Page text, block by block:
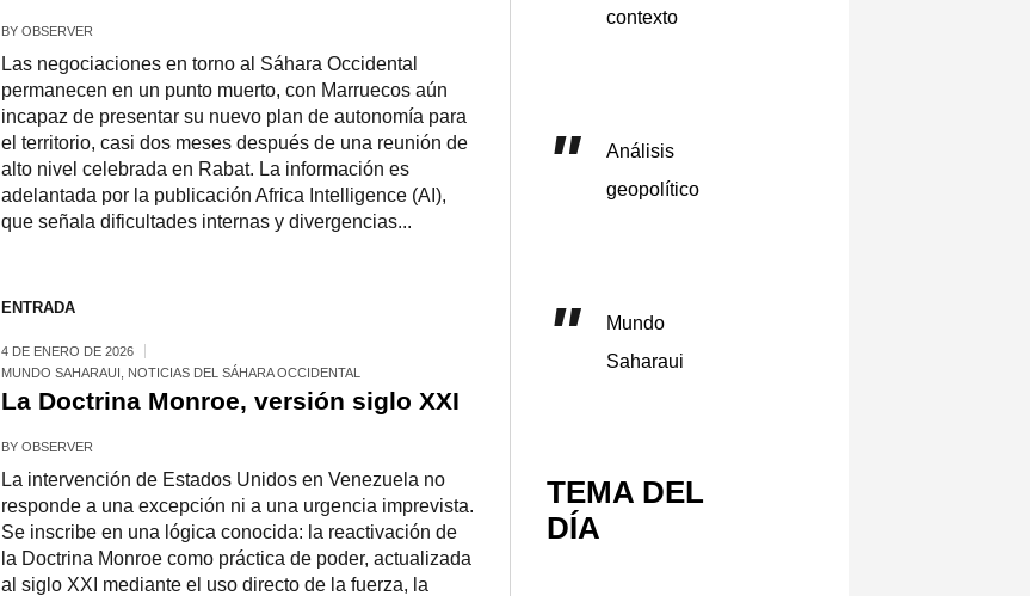
BY OBSERVER
Las negociaciones en torno al Sáhara Occidental
permanecen en un punto muerto, con Marruecos aún
incapaz de presentar su nuevo plan de autonomía para
el territorio, casi dos meses después de una reunión de
alto nivel celebrada en Rabat. La información es
adelantada por la publicación Africa Intelligence (AI),
que señala dificultades internas y divergencias...
ENTRADA
4 DE ENERO DE 2026
MUNDO SAHARAUI
NOTICIAS DEL SÁHARA OCCIDENTAL
La Doctrina Monroe, versión siglo XXI
BY OBSERVER
La intervención de Estados Unidos en Venezuela no
responde a una excepción ni a una urgencia imprevista.
Se inscribe en una lógica conocida: la reactivación de
la Doctrina Monroe como práctica de poder, actualizada
al siglo XXI mediante el uso directo de la fuerza, la
contexto
Análisis
geopolítico
Mundo
Saharaui
TEMA DEL
DÍA